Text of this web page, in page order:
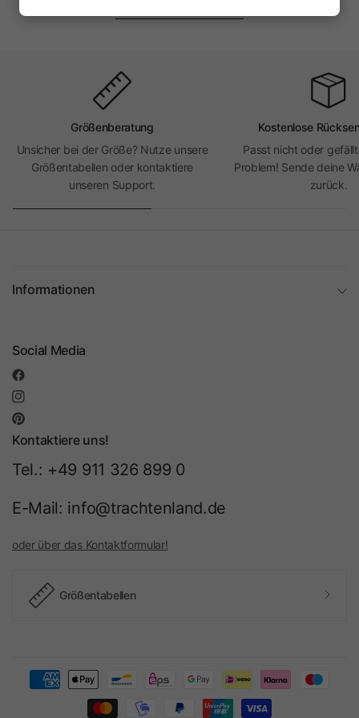
Größenberatung
Unsicher bei der Größe? Nutze unsere
Größentabellen oder kontaktiere
unseren Support.
Kostenlose
Passt nicht oder
Problem! Sende deine
zurück.
Informationen
Social Media
Kontaktiere uns!
Tel.: +49 911 326 899 0
E-Mail: info@trachtenland.de
oder über das Kontaktformular!
Größentabellen